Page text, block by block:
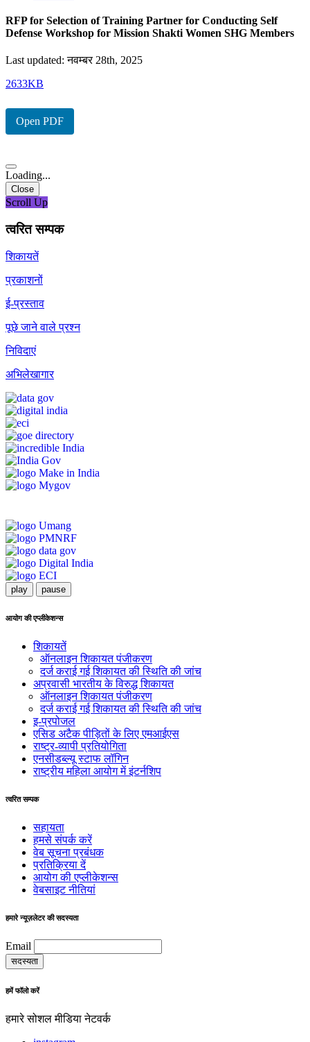
RFP for Selection of Training Partner for Conducting Self
Defense Workshop for Mission Shakti Women SHG Members
Last updated: नवम्बर 28th, 2025
2633KB
Open PDF
Loading...
Close
Scroll Up
त्वरित सम्पक
शिकायतें
प्रकाशनों
ई-प्रस्ताव
पूछे जाने वाले प्रश्न
निविदाएं
अभिलेखागार
play pause
आयोग की एप्लीकेशन्स
शिकायतें
ऑनलाइन शिकायत पंजीकरण
दर्ज कराई गई शिकायत की स्थिति की जांच
अप्रवासी भारतीय के विरुद्ध शिकायत
ऑनलाइन शिकायत पंजीकरण
दर्ज कराई गई शिकायत की स्थिति की जांच
इ-प्रपोजल
एसिड अटैक पीड़ितों के लिए एमआईएस
राष्ट्र-व्यापी प्रतियोगिता
एनसीडब्ल्यू स्टाफ लॉगिन
राष्ट्रीय महिला आयोग में इंटर्नशिप
त्वरित सम्पक
सहायता
हमसे संपर्क करें
वेब सूचना प्रबंधक
प्रतिक्रिया दें
आयोग की एप्लीकेशन्स
वेबसाइट नीतियां
हमारे न्यूज़लेटर की सदस्यता
Email
हमें फॉलो करें
हमारे सोशल मीडिया नेटवर्क